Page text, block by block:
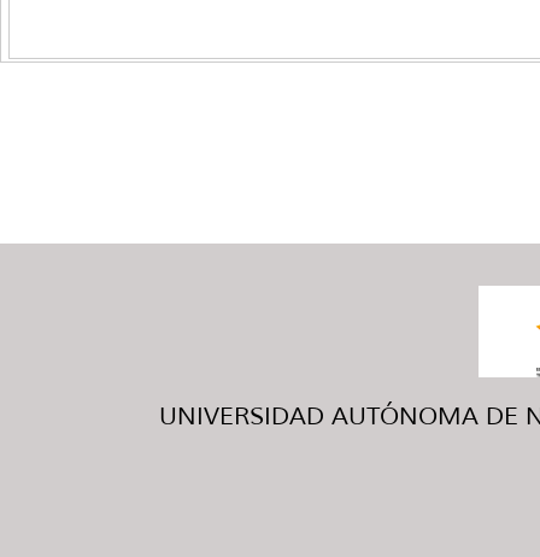
UNIVERSIDAD AUTÓNOMA DE